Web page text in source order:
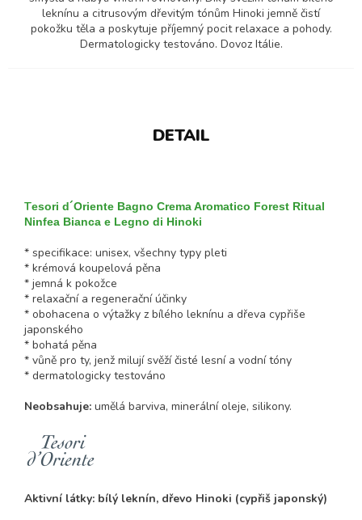
leknínu a citrusovým dřevitým tónům Hinoki jemně čistí
pokožku těla a poskytuje příjemný pocit relaxace a pohody.
Dermatologicky testováno. Dovoz Itálie.
DETAIL
Tesori d´Oriente Bagno Crema Aromatico Forest Ritual
Ninfea Bianca e Legno di Hinoki
* specifikace: unisex, všechny typy pleti
* krémová koupelová pěna
* jemná k pokožce
* relaxační a regenerační účinky
* obohacena o výtažky z bílého leknínu a dřeva cypřiše
japonského
* bohatá pěna
* vůně pro ty, jenž milují svěží čisté lesní a vodní tóny
* dermatologicky testováno
Neobsahuje: umělá barviva, minerální oleje, silikony.
Aktivní látky: bílý leknín, dřevo Hinoki (cypřiš japonský)